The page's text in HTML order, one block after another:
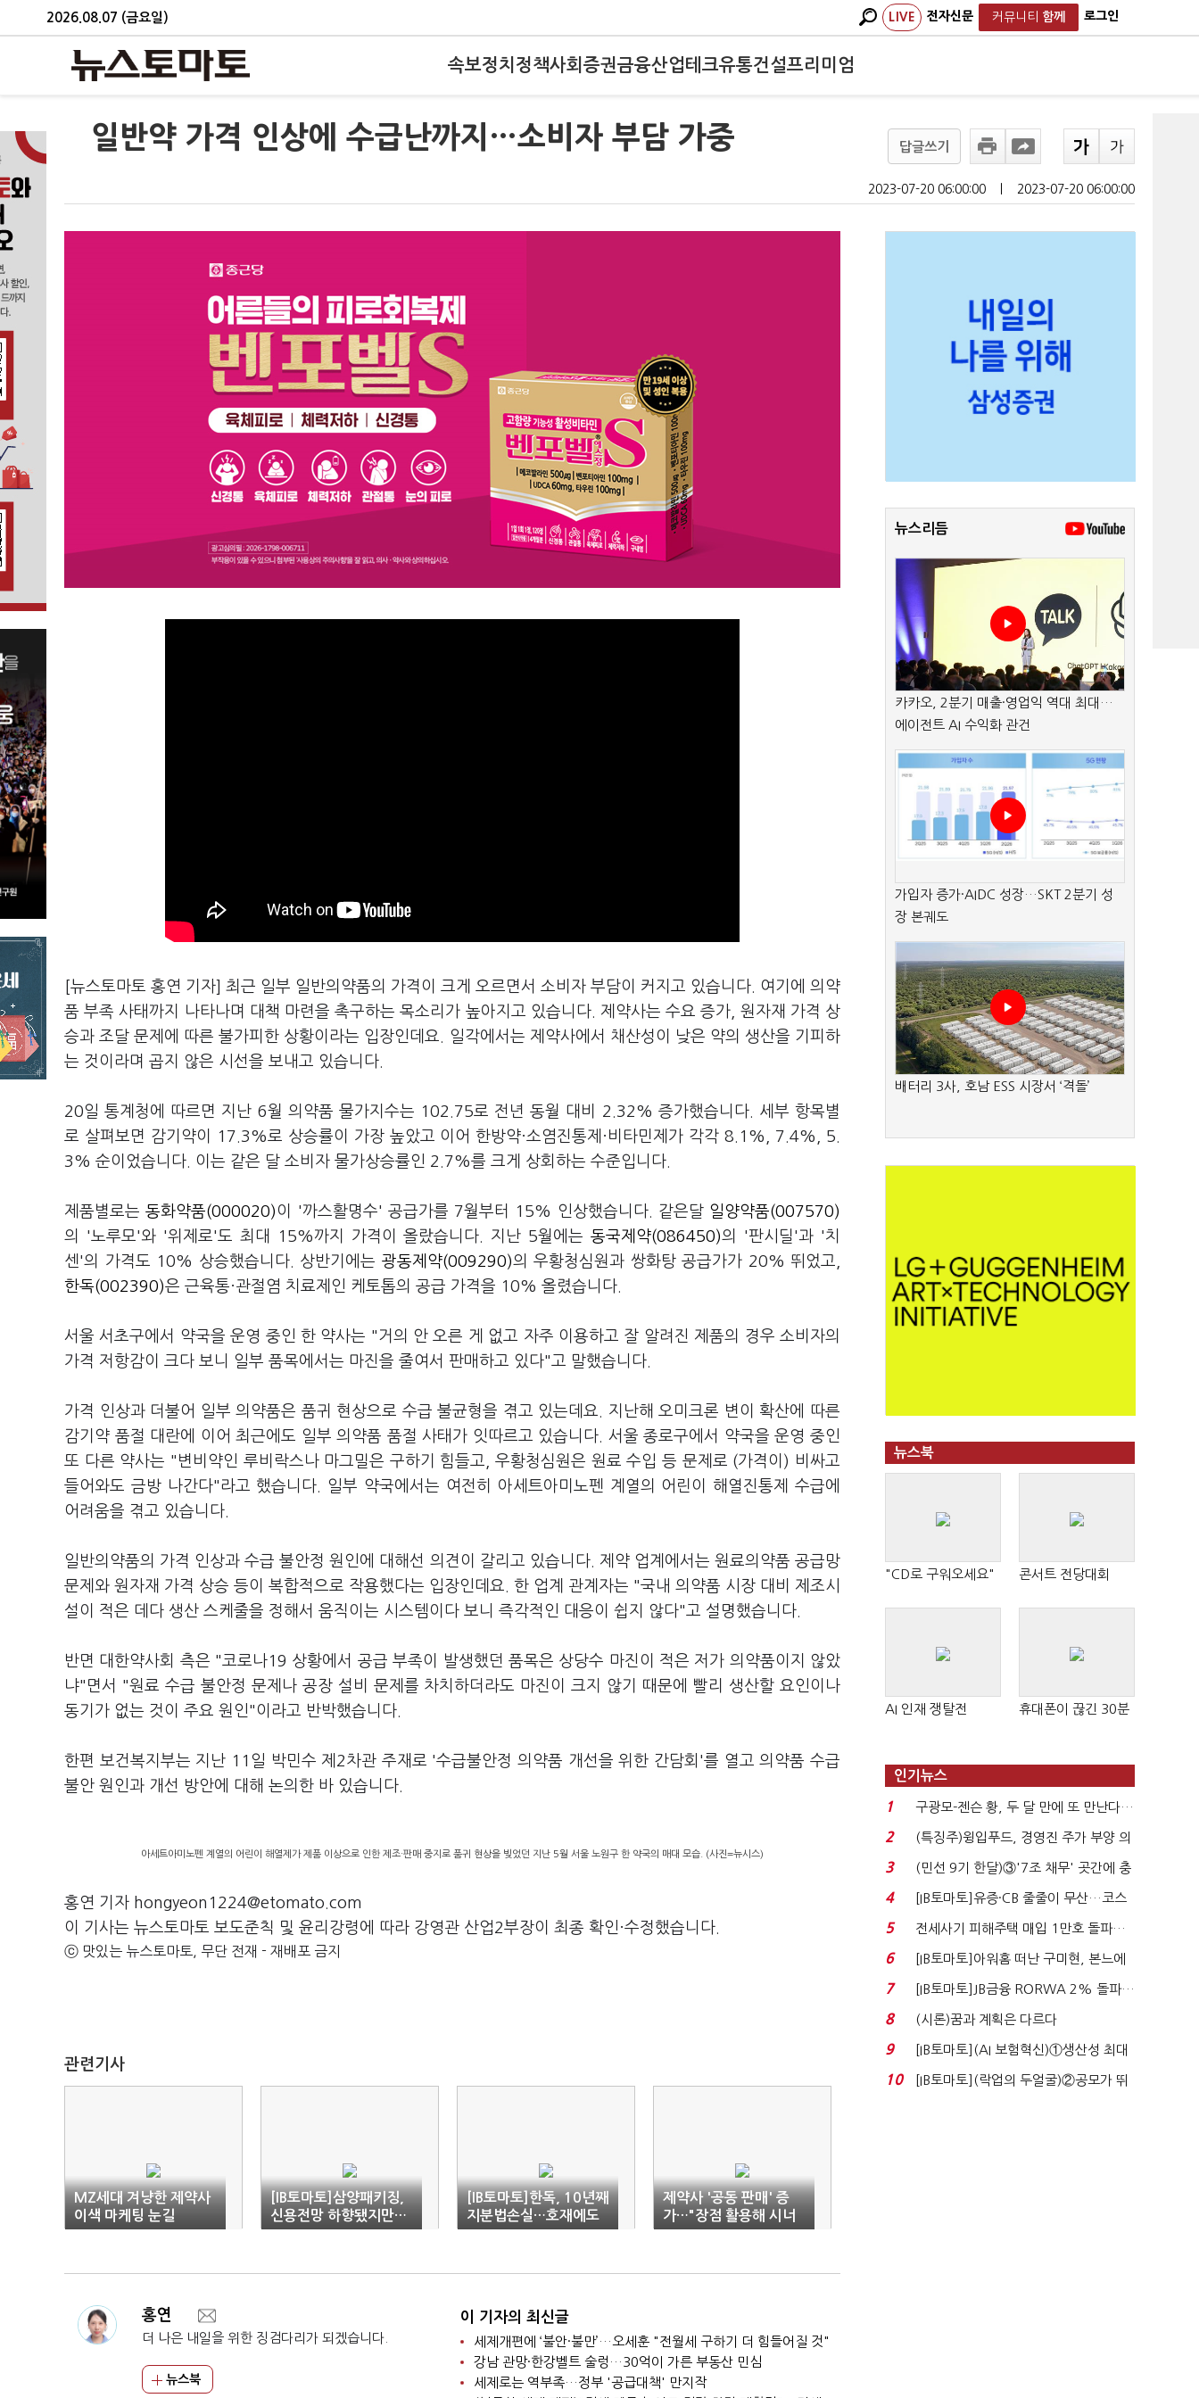
2026.08.07 (금요일) LIVE 전자신문 커뮤니티 함께 로그인
속보정치 정책사회 증권금융산업테크유통건설프리미엄
일반약 가격 인상에 수급난까지…소비자 부담 가중 답글쓰기
2023-07-20 06:00:00 2023-07-20 06:00:00
[뉴스토마토 홍연 기자] 최근 일부 일반의약품의 가격이 크게 오르면서 소비자 부담이 커지고 있습니다. 여기에 의약
품 부족 사태까지 나타나며 대책 마련을 촉구하는 목소리가 높아지고 있습니다. 제약사는 수요 증가, 원자재 가격 상
승과 조달 문제에 따른 불가피한 상황이라는 입장인데요. 일각에서는 제약사에서 채산성이 낮은 약의 생산을 기피하
는 것이라며 곱지 않은 시선을 보내고 있습니다.
20일 통계청에 따르면 지난 6월 의약품 물가지수는 102.75로 전년 동월 대비 2.32% 증가했습니다. 세부 항목별
로 살펴보면 감기약이 17.3%로 상승률이 가장 높았고 이어 한방약·소염진통제·비타민제가 각각 8.1%, 7.4%, 5.
3% 순이었습니다. 이는 같은 달 소비자 물가상승률인 2.7%를 크게 상회하는 수준입니다.
제품별로는동화약품(000020)이 '까스활명수' 공급가를 7월부터 15% 인상했습니다. 같은달 일양약품(007570)
의 '노루모'와 '위제로'도 최대 15%까지 가격이 올랐습니다. 지난 5월에는동국제약(086450)의 '판시딜'과 '치
센'의 가격도 10% 상승했습니다. 상반기에는 광동제약(009290)의 우황청심원과 쌍화탕 공급가가 20% 뛰었고,
한독(002390)은 근육통·관절염 치료제인 케토톱의 공급 가격을 10% 올렸습니다.
서울 서초구에서 약국을 운영 중인 한 약사는 "거의 안 오른 게 없고 자주 이용하고 잘 알려진 제품의 경우 소비자의
가격 저항감이 크다 보니 일부 품목에서는 마진을 줄여서 판매하고 있다"고 말했습니다.
가격 인상과 더불어 일부 의약품은 품귀 현상으로 수급 불균형을 겪고 있는데요. 지난해 오미크론 변이 확산에 따른
감기약 품절 대란에 이어 최근에도 일부 의약품 품절 사태가 잇따르고 있습니다. 서울 종로구에서 약국을 운영 중인
또 다른 약사는 "변비약인 루비락스나 마그밀은 구하기 힘들고, 우황청심원은 원료 수입 등 문제로 (가격이) 비싸고
들어와도 금방 나간다"라고 했습니다. 일부 약국에서는 여전히 아세트아미노펜 계열의 어린이 해열진통제 수급에
어려움을 겪고 있습니다.
일반의약품의 가격 인상과 수급 불안정 원인에 대해선 의견이 갈리고 있습니다. 제약 업계에서는 원료의약품 공급망
문제와 원자재 가격 상승 등이 복합적으로 작용했다는 입장인데요. 한 업계 관계자는 "국내 의약품 시장 대비 제조시
설이 적은 데다 생산 스케줄을 정해서 움직이는 시스템이다 보니 즉각적인 대응이 쉽지 않다"고 설명했습니다.
반면 대한약사회 측은 "코로나19 상황에서 공급 부족이 발생했던 품목은 상당수 마진이 적은 저가 의약품이지 않았
냐"면서 "원료 수급 불안정 문제나 공장 설비 문제를 차치하더라도 마진이 크지 않기 때문에 빨리 생산할 요인이나
동기가 없는 것이 주요 원인"이라고 반박했습니다.
한편 보건복지부는 지난 11일 박민수 제2차관 주재로 '수급불안정 의약품 개선을 위한 간담회'를 열고 의약품 수급
불안 원인과 개선 방안에 대해 논의한 바 있습니다.
아세트아미노펜 계열의 어린이 해열제가 제품 이상으로 인한 제조·판매 중지로 품귀 현상을 빚었던 지난 5월 서울 노원구 한 약국의 매대 모습. (사진=뉴시스)
홍연 기자 hongyeon1224@etomato.com
이 기사는 뉴스토마토 보도준칙 및 윤리강령에 따라 강영관 산업2부장이 최종 확인·수정했습니다.
ⓒ 맛있는 뉴스토마토, 무단 전재 - 재배포 금지
관련기사
MZ세대 겨냥한 제약사
이색 마케팅 눈길
[IB토마토]삼양패키징,
신용전망 하향됐지만…
반등 기대하는 까닭
[IB토마토]한독, 10년째
지분법손실…호재에도
계속되는 자회사 리스크
제약사 '공동 판매' 증
가…"장점 활용해 시너
지"
홍연
더 나은 내일을 위한 징검다리가 되겠습니다.
뉴스북
이 기자의 최신글
세제개편에 ‘불안·불만’…오세훈 "전월세 구하기 더 힘들어질 것"
강남 관망·한강벨트 술렁…30억이 가른 부동산 민심
세제로는 역부족…정부 '공급대책' 만지작
뉴스리듬
카카오, 2분기 매출·영업익 역대 최대…
에이전트 AI 수익화 관건
가입자 증가·AIDC 성장…SKT 2분기 성
장 본궤도
배터리 3사, 호남 ESS 시장서 ‘격돌’
뉴스북
"CD로 구워오세요" 콘서트 전당대회
AI 인재 쟁탈전 휴대폰이 끊긴 30분
인기뉴스
1
구광모-젠슨 황, 두 달 만에 또 만난다…
로봇·AI 등 논...
2
(특징주)윙입푸드, 경영진 주가 부양 의
지에 상한가...
3
(민선 9기 한달)③'7조 채무' 곳간에 충
격…추미애, 20년...
4
[IB토마토]유증·CB 줄줄이 무산…코스
닥 벌점 급증에 ...
5
전세사기 피해주택 매입 1만호 돌파…
누적 피해자 4만2...
6
[IB토마토]아워홈 떠난 구미현, 본느에
340억 베팅…가...
7
[IB토마토]JB금융 RORWA 2% 돌파…
실적 견인은 은행 ...
8 (시론)꿈과 계획은 다르다
9
[IB토마토](AI 보험혁신)①생산성 최대
80% 개선…현실...
10
[IB토마토](락업의 두얼굴)②공모가 뛰